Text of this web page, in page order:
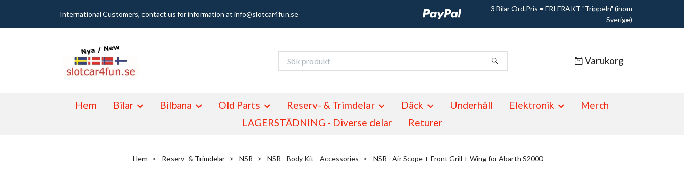
International Customers, contact us for information at info@slotcar4fun.se
3 Bilar Ord.Pris = FRI FRAKT "Trippeln" (inom
Sverige)
Varukorg
Hem Bilar Bilbana Old Parts Reserv- & Trimdelar Däck Underhåll Elektronik
Merch
LAGERSTÄDNING - Diverse delar
Returer
Hem Reserv- & Trimdelar NSR NSR - Body Kit - Accessories NSR - Air Scope + Front Grill + Wing for Abarth S2000